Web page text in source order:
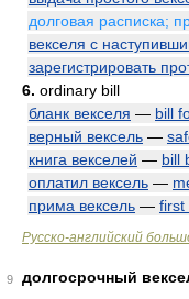
долговая расписка;
векселя с
зарегистрировать
6. ordinary bill
бланк векселя — bill
верный вексель —
книга векселей — bill
оплатил вексель —
прима вексель — first
Русско-английский
9
долгосрочный